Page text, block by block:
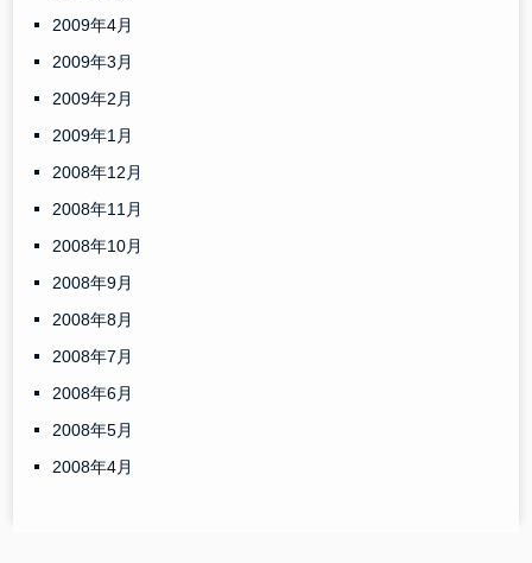
2009年4月
2009年3月
2009年2月
2009年1月
2008年12月
2008年11月
2008年10月
2008年9月
2008年8月
2008年7月
2008年6月
2008年5月
2008年4月